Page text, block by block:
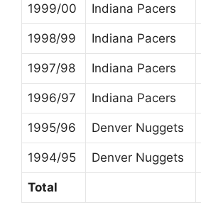
1999/00 Indiana Pacers
1998/99 Indiana Pacers
1997/98 Indiana Pacers
1996/97 Indiana Pacers
1995/96 Denver Nuggets
1994/95 Denver Nuggets
Total